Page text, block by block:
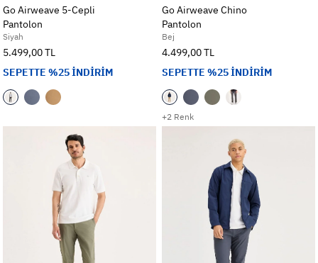
Go Airweave 5-Cepli
Pantolon
Siyah
5.499,00 TL
SEPETTE %25 İNDİRİM
+2 Renk
Go Airweave Chino
Pantolon
Bej
4.499,00 TL
SEPETTE %25 İNDİRİM